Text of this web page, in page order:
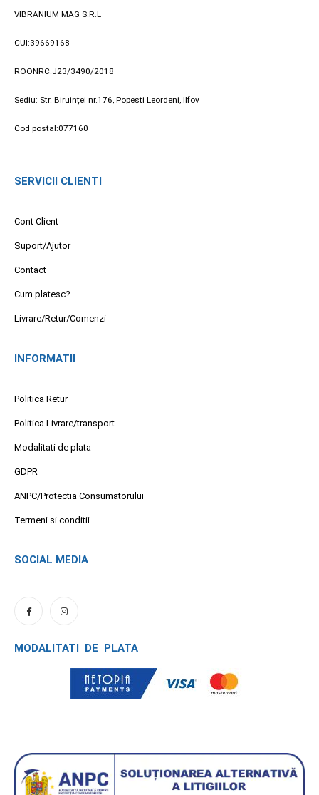
VIBRANIUM MAG S.R.L
CUI:39669168
ROONRC.J23/3490/2018
Sediu: Str. Biruinței nr.176, Popesti Leordeni, Ilfov
Cod postal:077160
SERVICII CLIENTI
Cont Client
Suport/Ajutor
Contact
Cum platesc?
Livrare/Retur/Comenzi
INFORMATII
Politica Retur
Politica Livrare/transport
Modalitati de plata
GDPR
ANPC/Protectia Consumatorului
Termeni si conditii
SOCIAL MEDIA
MODALITATI DE PLATA